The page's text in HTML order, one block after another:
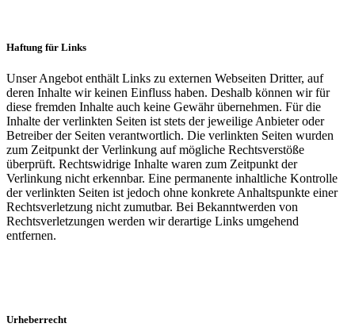
Haftung für Links
Unser Angebot enthält Links zu externen Webseiten Dritter, auf
deren Inhalte wir keinen Einfluss haben. Deshalb können wir für
diese fremden Inhalte auch keine Gewähr übernehmen. Für die
Inhalte der verlinkten Seiten ist stets der jeweilige Anbieter oder
Betreiber der Seiten verantwortlich. Die verlinkten Seiten wurden
zum Zeitpunkt der Verlinkung auf mögliche Rechtsverstöße
überprüft. Rechtswidrige Inhalte waren zum Zeitpunkt der
Verlinkung nicht erkennbar. Eine permanente inhaltliche Kontrolle
der verlinkten Seiten ist jedoch ohne konkrete Anhaltspunkte einer
Rechtsverletzung nicht zumutbar. Bei Bekanntwerden von
Rechtsverletzungen werden wir derartige Links umgehend
entfernen.
Urheberrecht